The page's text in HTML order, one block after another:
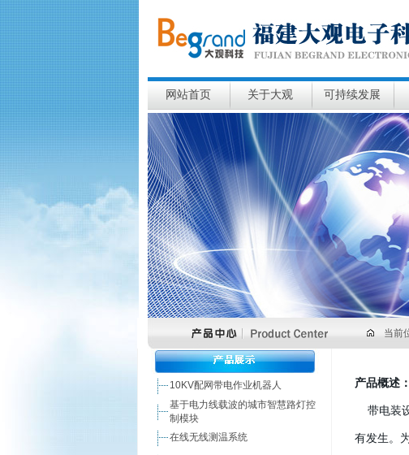
网站首页 关于大观 可持续发展
当前
10KV配网带电作业机器人
基于电力线载波的城市智慧路灯控
制模块
在线无线测温系统
产品概述：
带电装
有发生。